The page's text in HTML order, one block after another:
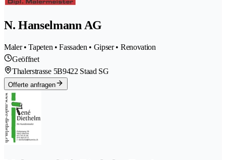
N. Hanselmann AG
Maler • Tapeten • Fassaden • Gipser • Renovation
Geöffnet
Thalerstrasse 5B9422 Staad SG
Offerte anfragen